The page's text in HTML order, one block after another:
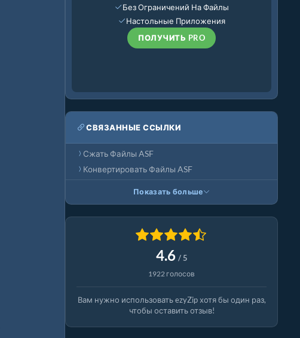
Без Ограничений На Файлы
Настольные Приложения
ПОЛУЧИТЬ PRO
СВЯЗАННЫЕ ССЫЛКИ
Сжать Файлы ASF
Конвертировать Файлы ASF
Показать больше
4.6 / 5
1922 голосов
Вам нужно использовать ezyZip хотя бы один раз,
чтобы оставить отзыв!